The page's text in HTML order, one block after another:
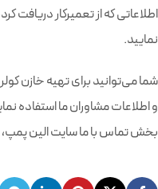
اطلاعاتی که از تعمیرکار دریافت
نمایید.
شما می‌توانید برای تهیه خازن
و اطلاعات مشاوران ما استفاده
بخش تماس با ما سایت الین پمپ،